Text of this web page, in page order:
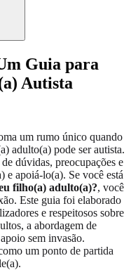
Guia para
Autista
um rumo único quando
adulto(a) pode ser autista.
dúvidas, preocupações e
e apoiá-lo(a). Se você está
filho(a) adulto(a)?, você
Este guia foi elaborado
e respeitosos sobre
a abordagem de
sem invasão.
um ponto de partida